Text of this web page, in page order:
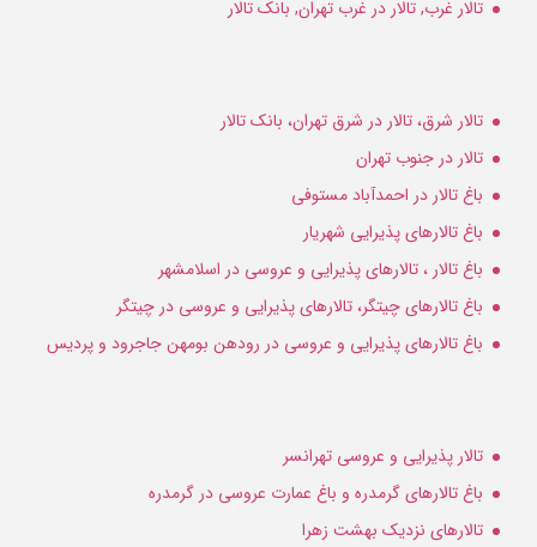
تالار غرب, تالار در غرب تهران, بانک تالار
تالار شرق، تالار در شرق تهران، بانک تالار
تالار در جنوب تهران
باغ تالار در احمدآباد مستوفی
باغ تالارهای پذیرایی شهریار
باغ تالار ، تالارهای پذیرایی و عروسی در اسلامشهر
باغ تالارهای چیتگر، تالارهای پذیرایی و عروسی در چیتگر
باغ تالارهای پذیرایی و عروسی در رودهن بومهن جاجرود و پردیس
تالار پذیرایی و عروسی تهرانسر
باغ تالارهای گرمدره و باغ عمارت عروسی در گرمدره
تالارهای نزدیک بهشت زهرا